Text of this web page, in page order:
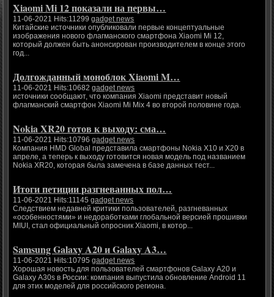
Xiaomi Mi 12 показали на первы…
11-06-2021 Hits:11299gadget news
Китайские источники опубликовали первые концептуальные
изображения нового флагманского смартфона Xiaomi Mi 12,
который должен быть анонсирован производителем в конце этого
год...
Долгожданный моноблок Xiaomi M…
11-06-2021 Hits:10682gadget news
источники сообщают, что компания Xiaomi представит новый
флагманский смартфон Xiaomi Mi Mix 4 во второй половине года.
Nokia XR20 готов к выходу: сма…
11-06-2021 Hits:10796gadget news
Компания HMD Global представила смартфоны Nokia X10 и X20 в
апреле, а теперь к выходу готовится новая модель под названием
Nokia XR20, которая была замечена в базе данных тест...
Итоги петиции разгневанных пол…
11-06-2021 Hits:11145gadget news
Следствием недавней критики пользователей, разгневанных
«особенностями» и недоработками глобальной версией прошивки
MIUI, стал официальный опросник Xiaomi, в котор...
Samsung Galaxy A20 и Galaxy A3…
11-06-2021 Hits:10795gadget news
Хорошая новость для пользователей смартфонов Galaxy A20 и
Galaxy A30s в России: компания выпустила обновление Android 11
для этих моделей для российского региона.